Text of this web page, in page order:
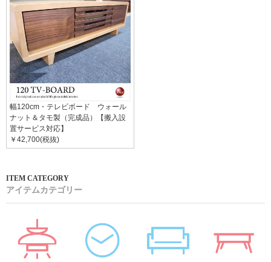
幅120cm・テレビボード ウォール
ナット＆タモ製（完成品）【搬入設
置サービス対応】
￥42,700(税抜)
アイテムカテゴリー